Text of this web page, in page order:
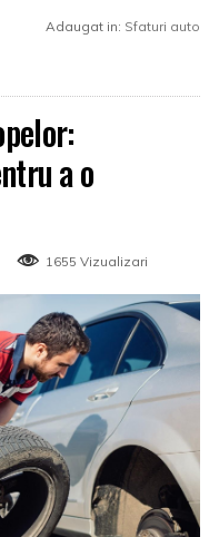
Adaugat in: Sfaturi auto
a o
1655 Vizualizari